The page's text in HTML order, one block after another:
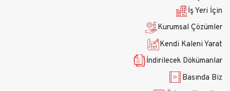
İş Yeri İçin
Kurumsal Çözümler
Kendi Kaleni Yarat
İndirilecek Dökümanlar
Basında Biz